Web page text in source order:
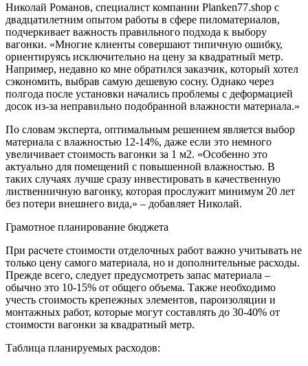
Николай Романов, специалист компании Planken77.shop с
двадцатилетним опытом работы в сфере пиломатериалов,
подчеркивает важность правильного подхода к выбору
вагонки. «Многие клиенты совершают типичную ошибку,
ориентируясь исключительно на цену за квадратный метр.
Например, недавно ко мне обратился заказчик, который хотел
сэкономить, выбрав самую дешевую сосну. Однако через
полгода после установки начались проблемы с деформацией
досок из-за неправильно подобранной влажности материала.»
По словам эксперта, оптимальным решением является выбор
материала с влажностью 12-14%, даже если это немного
увеличивает стоимость вагонки за 1 м2. «Особенно это
актуально для помещений с повышенной влажностью. В
таких случаях лучше сразу инвестировать в качественную
лиственничную вагонку, которая прослужит минимум 20 лет
без потери внешнего вида,» – добавляет Николай.
Грамотное планирование бюджета
При расчете стоимости отделочных работ важно учитывать не
только цену самого материала, но и дополнительные расходы.
Прежде всего, следует предусмотреть запас материала –
обычно это 10-15% от общего объема. Также необходимо
учесть стоимость крепежных элементов, пароизоляции и
монтажных работ, которые могут составлять до 30-40% от
стоимости вагонки за квадратный метр.
Таблица планируемых расходов: